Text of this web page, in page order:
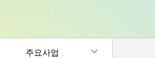
주요사업